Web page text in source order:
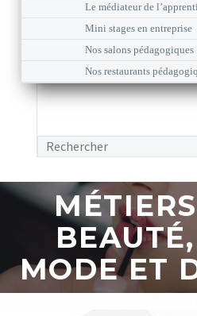
Le médiateur de
Mini stages en entreprise
Nos salons pédagogiques
Nos restaurants
MODE ET